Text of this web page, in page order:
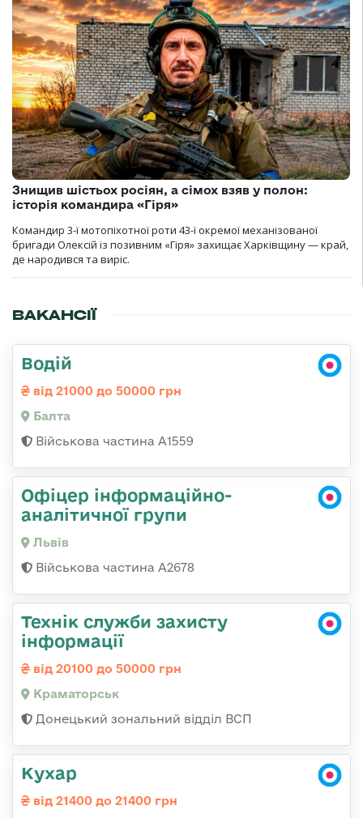
Знищив шістьох росіян, а сімох взяв у полон:
історія командира «Гіря»
Командир 3-ї мотопіхотної роти 43-ї окремої механізованої
бригади Олексій із позивним «Гіря» захищає Харківщину — край,
де народився та виріс.
ВАКАНСІЇ
Водій
від 21000 до 50000 грн
Балта
Військова частина А1559
Офіцер інформаційно-
аналітичної групи
Львів
Військова частина А2678
Технік служби захисту
інформації
від 20100 до 50000 грн
Краматорськ
Донецький зональний відділ ВСП
Кухар
від 21400 до 21400 грн